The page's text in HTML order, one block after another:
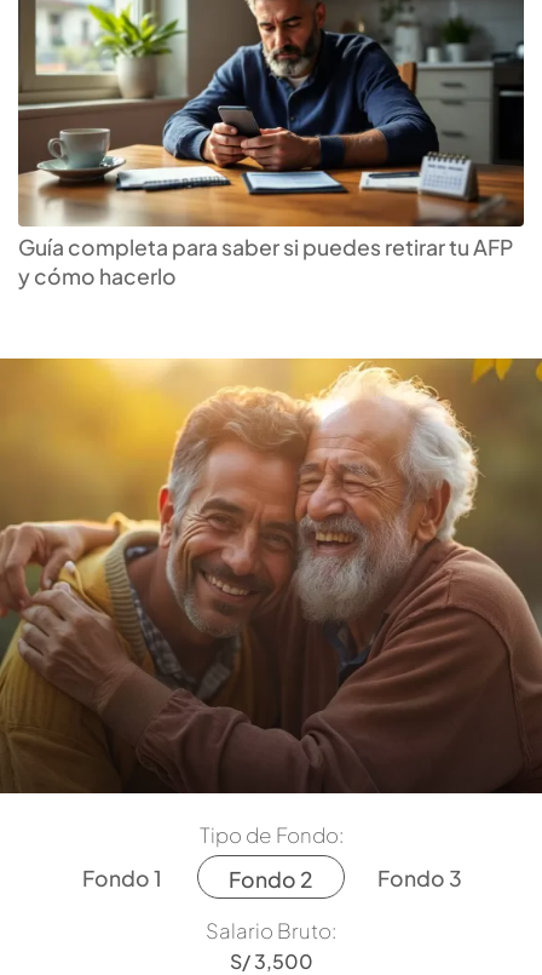
Guía completa para saber si puedes retirar tu AFP
y cómo hacerlo
Descubre laAFPque te da
más rentabilidad
Tipo de Fondo:
Fondo 1 Fondo 2 Fondo 3
Salario Bruto: